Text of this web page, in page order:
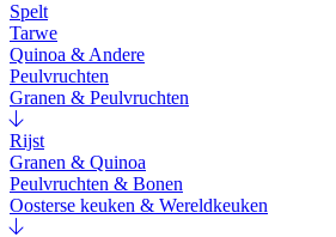
Spelt
Tarwe
Quinoa & Andere
Peulvruchten
Granen & Peulvruchten
Rijst
Granen & Quinoa
Peulvruchten & Bonen
Oosterse keuken & Wereldkeuken